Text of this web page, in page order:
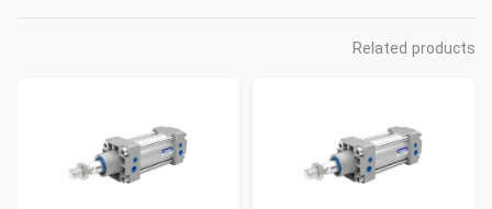
Related products